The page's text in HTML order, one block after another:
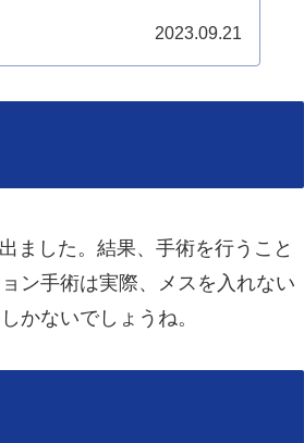
2023.09.21
ました。結果、手術を行うこと
ン手術は実際、メスを入れない
かないでしょうね。